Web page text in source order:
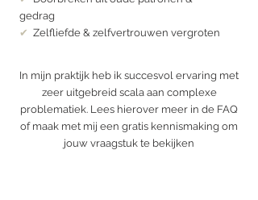
gedrag
✔︎ Zelfliefde & zelfvertrouwen vergroten
In mijn praktijk heb ik succesvol ervaring met
zeer uitgebreid scala aan complexe
problematiek. Lees hierover meer in de FAQ
of maak met mij een gratis kennismaking om
jouw vraagstuk te bekijken